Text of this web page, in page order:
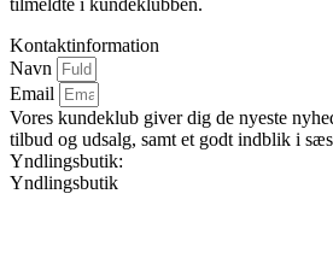
tilmeldte i kundeklubben.
Kontaktinformation
Navn
Email
Vores kundeklub giver dig de nyeste
tilbud og udsalg, samt et godt indblik i
Yndlingsbutik:
Yndlingsbutik